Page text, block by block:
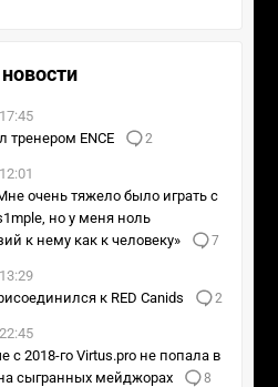
тренером ENCE
2
очень тяжело было играть с
но у меня ноль
к нему как к человеку»
7
к RED Canids
2
с 2018-го Virtus.pro не попала в
сыгранных мейджорах
8